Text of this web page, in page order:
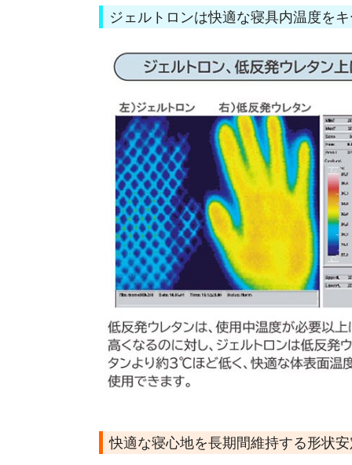
ジェルトロンは快適な寝具内温度を
快適な寝心地を長期間維持する形状